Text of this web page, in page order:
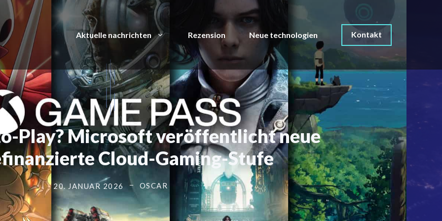
Aktuelle nachrichten Rezension Neue technologien Kontakt
Play? Microsoft veröffentlicht neue
Cloud-Gaming-Stufe
20. JANUAR 2026 OSCAR